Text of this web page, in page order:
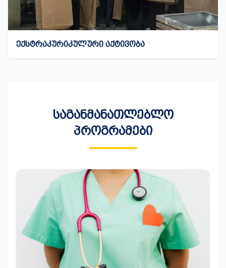
ᲔᲥᲡᲢᲠᲐᲙᲣᲠᲘᲙᲣᲚᲣᲠᲘ ᲐᲥᲢᲘᲕᲝᲑᲐ
ᲡᲐᲒᲐᲜᲛᲐᲜᲐᲗᲚᲔᲑᲚᲝ
ᲞᲠᲝᲒᲠᲐᲛᲔᲑᲘ